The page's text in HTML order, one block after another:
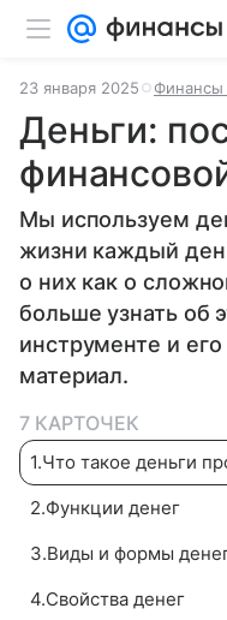
23 января 2025 Финансы
Деньги:
Мы используем
жизни каждый
о них как о
больше узнать об
инструменте и
материал.
7 КАРТОЧЕК
1.Что такое деньги
2.Функции денег
3.Виды и формы
4.Свойства денег